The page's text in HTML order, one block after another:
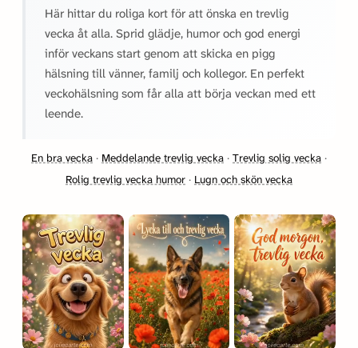
Här hittar du roliga kort för att önska en trevlig
vecka åt alla. Sprid glädje, humor och god energi
inför veckans start genom att skicka en pigg
hälsning till vänner, familj och kollegor. En perfekt
veckohälsning som får alla att börja veckan med ett
leende.
En bra vecka · Meddelande trevlig vecka · Trevlig solig vecka ·
Rolig trevlig vecka humor · Lugn och skön vecka